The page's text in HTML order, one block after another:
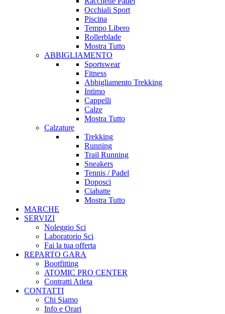
Occhiali Sport
Piscina
Tempo Libero
Rollerblade
Mostra Tutto
ABBIGLIAMENTO
Sportswear
Fitness
Abbigliamento Trekking
Intimo
Cappelli
Calze
Mostra Tutto
Calzature
Trekking
Running
Trail Running
Sneakers
Tennis / Padel
Doposci
Ciabatte
Mostra Tutto
MARCHE
SERVIZI
Noleggio Sci
Laboratorio Sci
Fai la tua offerta
REPARTO GARA
Bootfitting
ATOMIC PRO CENTER
Contratti Atleta
CONTATTI
Chi Siamo
Info e Orari